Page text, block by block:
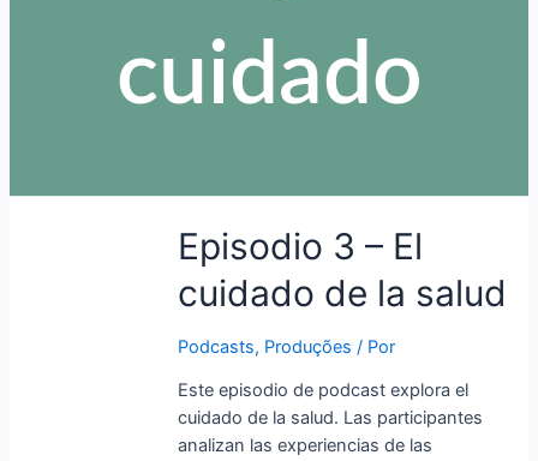
cuidado
Episodio 3 – El
cuidado de la salud
Podcasts, Produções / Por
Este episodio de podcast explora el
cuidado de la salud. Las participantes
analizan las experiencias de las
Episodio
3
–
cuidado
la
salud